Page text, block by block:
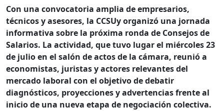
Con una convocatoria amplia de empresarios,
técnicos y asesores, la CCSUy organizó una jornada
informativa sobre la próxima ronda de Consejos de
Salarios. La actividad, que tuvo lugar el miércoles 23
de julio en el salón de actos de la cámara, reunió a
economistas, juristas y actores relevantes del
mercado laboral con el objetivo de debatir
diagnósticos, proyecciones y advertencias frente al
inicio de una nueva etapa de negociación colectiva.